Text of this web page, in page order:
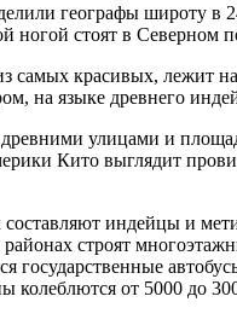
географы широту
ногой стоят в
красивых, лежит
на языке древнего
улицами и
Кито выглядит
индейцы и
строят
государственные
от 5000 до